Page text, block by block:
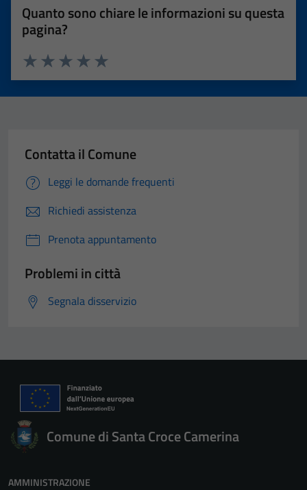
Quanto sono chiare le informazioni su questa
pagina?
Valuta 5 stelle su 5
Valuta 4 stelle su 5
Valuta 3 stelle su 5
Valuta 2 stelle su 5
Valuta 1 stelle su 5
Contatta il Comune
Leggi le domande frequenti
Richiedi assistenza
Prenota appuntamento
Problemi in città
Segnala disservizio
Comune di Santa Croce Camerina
AMMINISTRAZIONE